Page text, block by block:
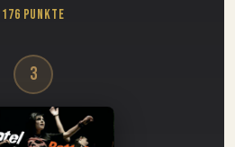
176 Punkte
3